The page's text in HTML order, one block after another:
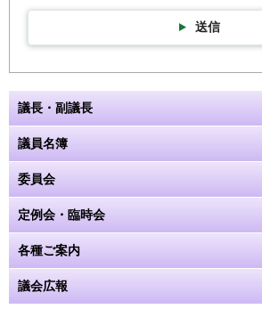
送信
議長・副議長
議員名簿
委員会
定例会・臨時会
各種ご案内
議会広報